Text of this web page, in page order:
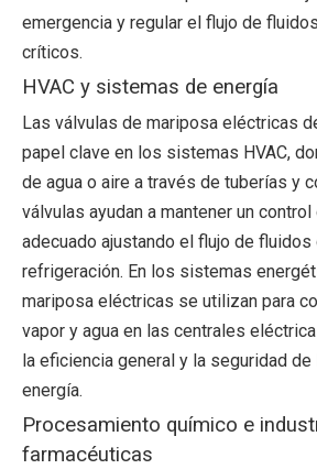
emergencia y regular el flujo de
críticos.
HVAC y sistemas de energía
Las válvulas de mariposa eléctricas
papel clave en los sistemas HVAC,
de agua o aire a través de tuberías y
válvulas ayudan a mantener un
adecuado ajustando el flujo de
refrigeración. En los sistemas
mariposa eléctricas se utilizan para
vapor y agua en las centrales
la eficiencia general y la seguridad de
energía.
Procesamiento químico e
farmacéuticas